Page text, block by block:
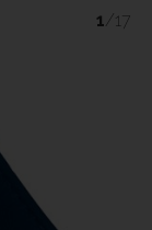
1 /17